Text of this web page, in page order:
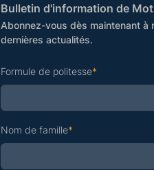
Bulletin d'information de
Abonnez-vous dès maintenant
dernières actualités.
Formule de politesse*
Nom de famille*